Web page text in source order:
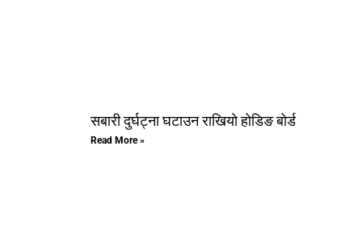
सबारी दुर्घट्ना घटाउन राखियो होडिङ बोर्ड
Read More »